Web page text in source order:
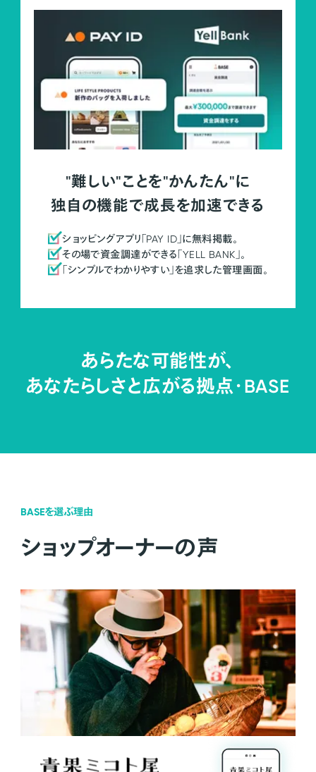
"難しい"ことを"かんたん"に
独自の機能で成長を加速できる
ショッピングアプリ「PAY ID」に無料掲載。
その場で資金調達ができる「YELL BANK」。
「シンプルでわかりやすい」を追求した管理画面。
あらたな可能性が、
あなたらしさと広がる拠点・BASE
BASEを選ぶ理由
ショップオーナーの声